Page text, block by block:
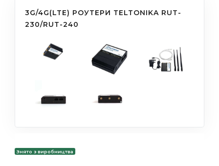
3G/4G(LTE) РОУТЕРИ TELTONIKA RUT-
230/RUT-240
Знято з виробництва